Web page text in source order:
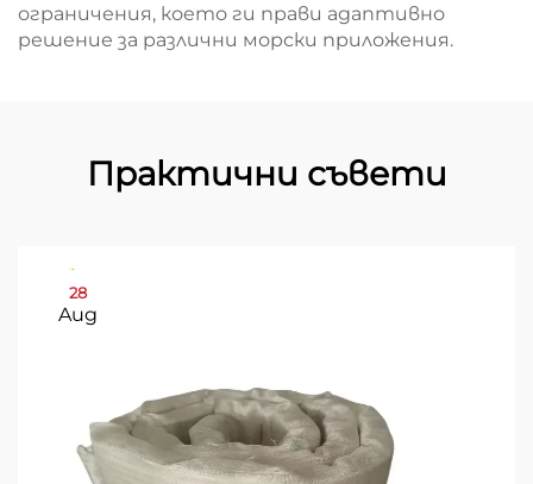
ограничения, което ги прави адаптивно
решение за различни морски приложения.
Практични съвети
28
Aug